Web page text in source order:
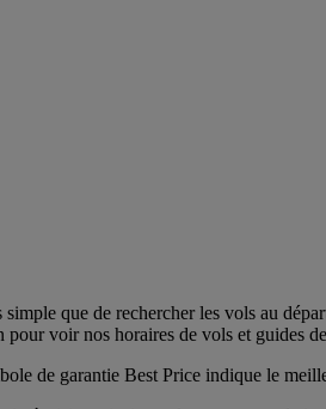
que de rechercher les vols au
voir nos horaires de vols et guides
de garantie Best Price indique le